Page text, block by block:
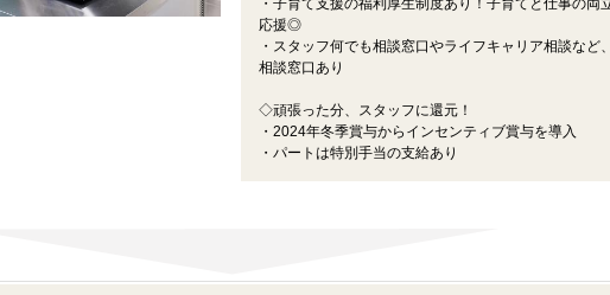
・子育て支援の福利厚生制度あり！子育てと仕事の両
応援◎
・スタッフ何でも相談窓口やライフキャリア相談など
相談窓口あり
◇頑張った分、スタッフに還元！
・2024年冬季賞与からインセンティブ賞与を導入
・パートは特別手当の支給あり